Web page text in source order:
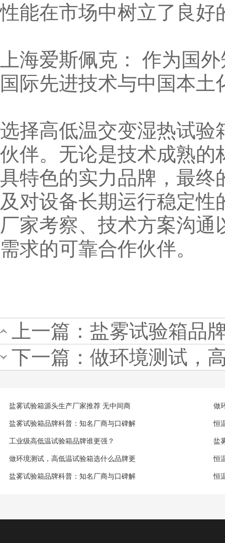
性能在市场中树立了良好
上海爱斯佩克： 作为国
国际先进技术与中国本
选择高低温交变湿热试验
伙伴。无论是技术成熟的
具特色的实力品牌，最终
及对设备长期运行稳定
厂家考察、技术方案沟
需求的可靠合作伙伴。
上一篇： 盐雾试验箱品
下一篇： 做环境测试，
盐雾试验箱源头生产厂家推荐 无中间商 做
盐雾试验箱品牌科普：知名厂商与口碑解 恒
工业级高低温试验箱品牌谁更强？ 盐
做环境测试，高低温试验箱选什么品牌更 恒
盐雾试验箱品牌科普：知名厂商与口碑解 恒